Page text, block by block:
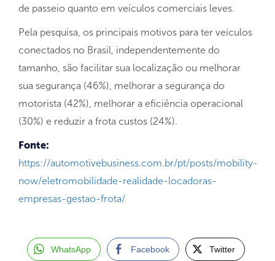
de passeio quanto em veículos comerciais leves.
Pela pesquisa, os principais motivos para ter veículos
conectados no Brasil, independentemente do
tamanho, são facilitar sua localização ou melhorar
sua segurança (46%), melhorar a segurança do
motorista (42%), melhorar a eficiência operacional
(30%) e reduzir a frota custos (24%).
Fonte:
https://automotivebusiness.com.br/pt/posts/mobility-
now/eletromobilidade-realidade-locadoras-
empresas-gestao-frota/
WhatsApp Facebook Twitter